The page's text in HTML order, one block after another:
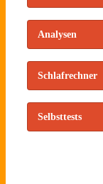
Analysen
Schlafrechner
Selbsttests